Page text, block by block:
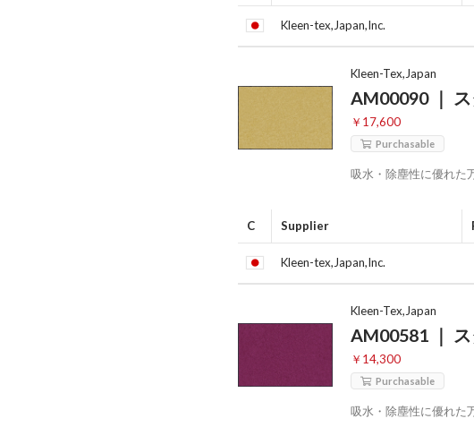
Kleen-tex,Japan,Inc.
Kleen-Tex,Japan
AM00090 ｜
￥17,600
Purchasable
吸水・除塵性に優れた
C Supplier
Kleen-tex,Japan,Inc.
Kleen-Tex,Japan
AM00581 ｜
￥14,300
Purchasable
吸水・除塵性に優れた